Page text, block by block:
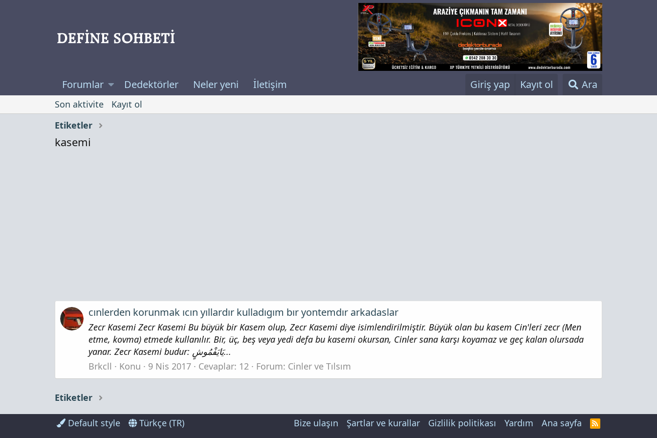
Forumlar Dedektörler Neler yeni İletişim Giriş yap Kayıt ol Ara
Son aktivite
Kayıt ol
Etiketler
kasemi
cınlerden korunmak ıcın yıllardır kulladıgım bır yontemdır arkadaslar
Zecr Kasemi Zecr Kasemi Bu büyük bir Kasem olup, Zecr Kasemi diye isimlendirilmiştir. Büyük olan bu kasem Cin'leri zecr (Men
etme, kovma) etmede kullanılır. Bir, üç, beş veya yedi defa bu kasemi okursan, Cinler sana karşı koyamaz ve geç kalan olursada
yanar. Zecr Kasemi budur: يَايَفْمُوشٍ...
Brkcll
Konu 9 Nis 2017 Cevaplar: 12 Forum: Cinler ve Tılsım
Etiketler
Default style Türkçe (TR) Bize ulaşın Şartlar ve kurallar Gizlilik politikası Yardım Ana sayfa